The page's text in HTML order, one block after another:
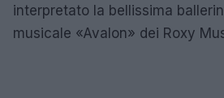
interpretato la bellissima
musicale «Avalon» dei Roxy